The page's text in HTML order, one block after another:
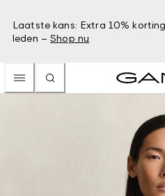
Laatste kans: Extra 10%
leden – Shop nu